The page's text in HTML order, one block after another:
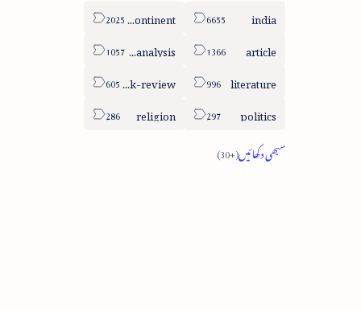
india
sub-continent
article
column-analysis
literature
book-review
politics
religion